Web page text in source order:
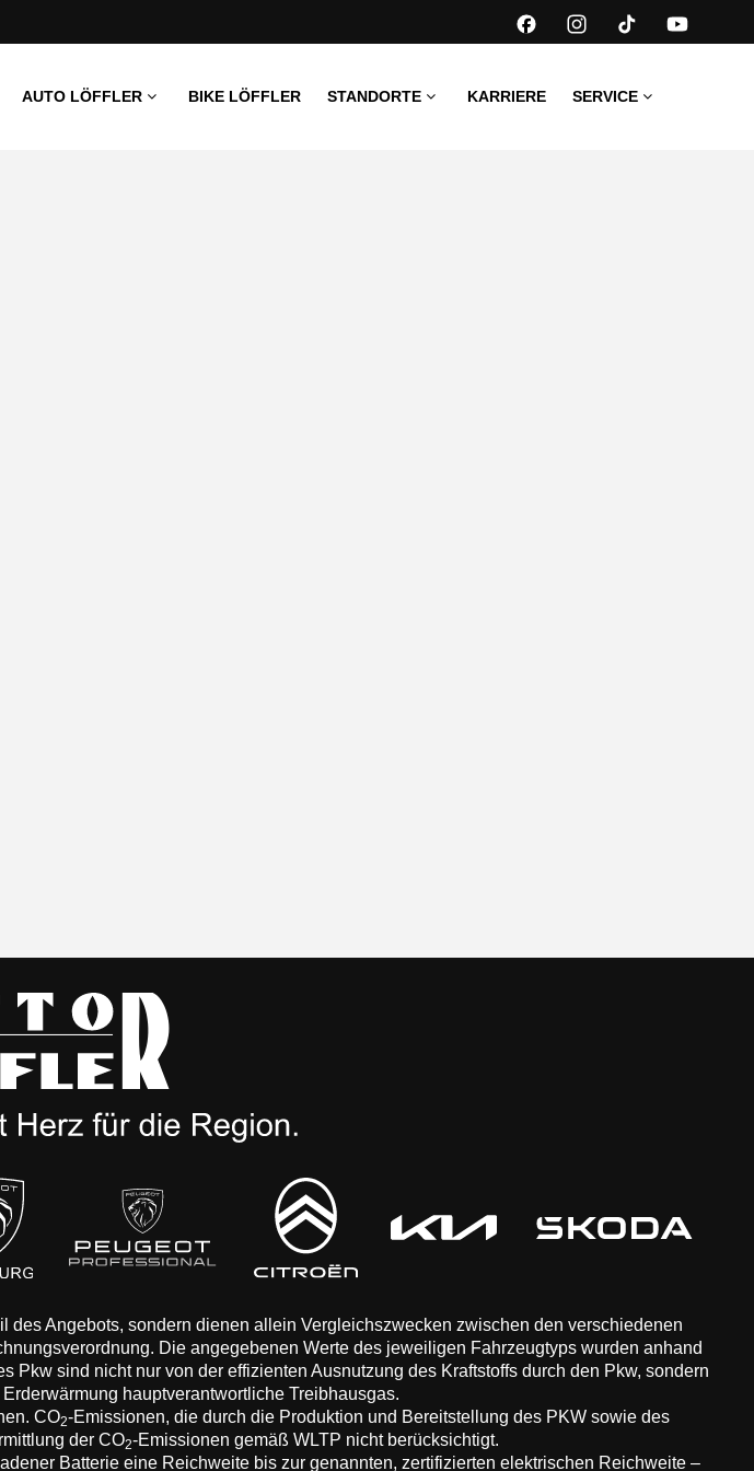
AUTO LÖFFLER BIKE LÖFFLER STANDORTE KARRIERE SERVICE
Angebots, sondern dienen allein Vergleichszwecken zwischen den verschiedenen
Die angegebenen Werte des jeweiligen Fahrzeugtyps wurden anhand
Pkw sind nicht nur von der effizienten Ausnutzung des Kraftstoffs durch den Pkw, sondern
hauptverantwortliche Treibhausgas.
CO2-Emissionen, die durch die Produktion und Bereitstellung des PKW sowie des
der CO2-Emissionen gemäß WLTP nicht berücksichtigt.
Batterie eine Reichweite bis zur genannten, zertifizierten elektrischen Reichweite –